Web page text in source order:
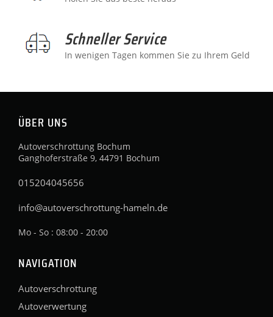
Schneller Service
In wenigen Tagen kommen Sie zu Ihrem Geld
ÜBER UNS
Autoverschrottung Bochum
Ganghoferstraße 9, 44791 Bochum
015204045656
info@autoverschrottung-hameln.de
Mo - So : 08:00 - 20:00
NAVIGATION
Autoverschrottung
Autoverwertung